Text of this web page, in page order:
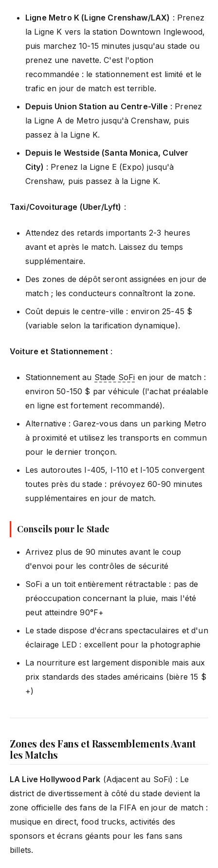
Ligne Metro K (Ligne Crenshaw/LAX) : Prenez
la Ligne K vers la station Downtown Inglewood,
puis marchez 10-15 minutes jusqu'au stade ou
prenez une navette. C'est l'option
recommandée : le stationnement est limité et le
trafic en jour de match est terrible.
Depuis Union Station au Centre-Ville : Prenez
la Ligne A de Metro jusqu'à Crenshaw, puis
passez à la Ligne K.
Depuis le Westside (Santa Monica, Culver
City) : Prenez la Ligne E (Expo) jusqu'à
Crenshaw, puis passez à la Ligne K.
Taxi/Covoiturage (Uber/Lyft) :
Attendez des retards importants 2-3 heures
avant et après le match. Laissez du temps
supplémentaire.
Des zones de dépôt seront assignées en jour de
match ; les conducteurs connaîtront la zone.
Coût depuis le centre-ville : environ 25-45 $
(variable selon la tarification dynamique).
Voiture et Stationnement:
Stationnement au Stade SoFi en jour de match :
environ 50-150 $ par véhicule (l'achat préalable
en ligne est fortement recommandé).
Alternative : Garez-vous dans un parking Metro
à proximité et utilisez les transports en commun
pour le dernier tronçon.
Les autoroutes I-405, I-110 et I-105 convergent
toutes près du stade : prévoyez 60-90 minutes
supplémentaires en jour de match.
Conseils pour le Stade
Arrivez plus de 90 minutes avant le coup
d'envoi pour les contrôles de sécurité
SoFi a un toit entièrement rétractable : pas de
préoccupation concernant la pluie, mais l'été
peut atteindre 90°F+
Le stade dispose d'écrans spectaculaires et d'un
éclairage LED : excellent pour la photographie
La nourriture est largement disponible mais aux
prix standards des stades américains (bière 15 $
+)
Zones des Fans et Rassemblements Avant
les Matchs
LA Live Hollywood Park (Adjacent au SoFi) : Le
district de divertissement à côté du stade devient la
zone officielle des fans de la FIFA en jour de match :
musique en direct, food trucks, activités des
sponsors et écrans géants pour les fans sans
billets.